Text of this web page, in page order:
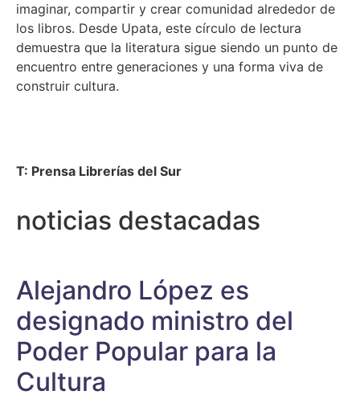
imaginar, compartir y crear comunidad alrededor de
los libros. Desde Upata, este círculo de lectura
demuestra que la literatura sigue siendo un punto de
encuentro entre generaciones y una forma viva de
construir cultura.
T: Prensa Librerías del Sur
noticias destacadas
Alejandro López es
designado ministro del
Poder Popular para la
Cultura